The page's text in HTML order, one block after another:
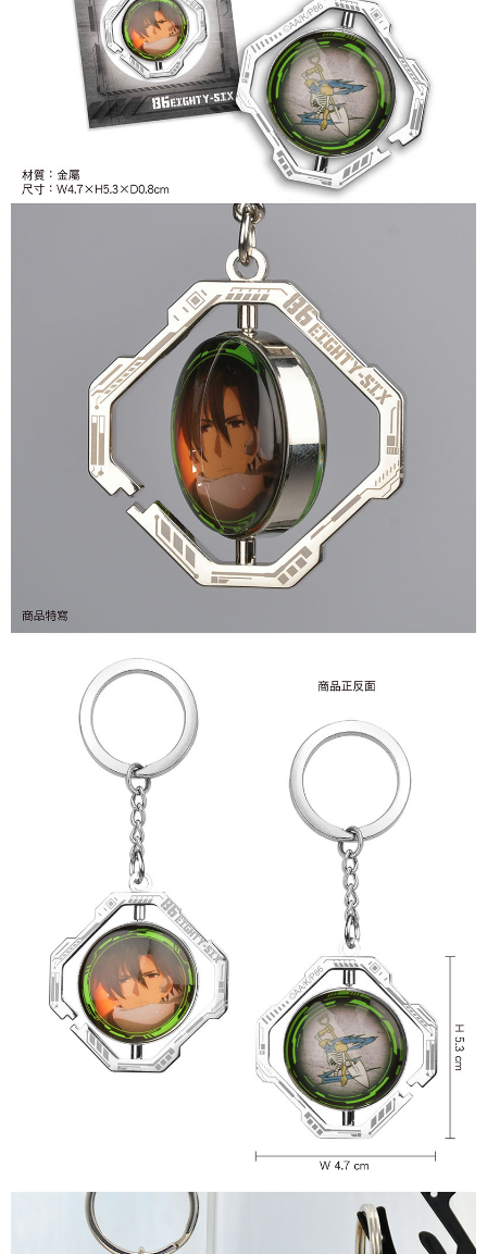
付款後7-11取貨
NT$65/pesanan | Penghantaran percuma untuk pesanan
NT$1,300 atau lebih
宅配-木棉花樂園專用
NT$100/pesanan | Penghantaran percuma untuk pesanan
NT$1,300 atau lebih
宅配-離島(澎湖/金門/馬祖)-木棉花樂園專用